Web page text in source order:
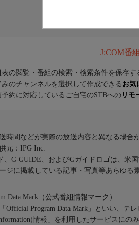
J:COM番
表の閲覧・番組の検索・検索条件を保存す
みのチャンネルを選択して作成できる お気
予約に対応しているご自宅のSTBへの リモ
時間などが実際の放送内容と異なる場合
元：IPG Inc.
、G-GUIDE、およびGガイドロゴは、米
ジに掲載している記事・写真等あらゆる
Data Mark（公式番組情報マーク）
Official Program Data Mark」といい、テ
情報」を利用したサービスにの